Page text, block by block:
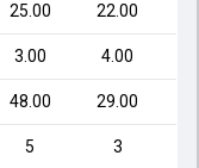
25.00 22.00
3.00 4.00
48.00 29.00
5 3